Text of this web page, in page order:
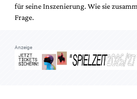
für seine Inszenierung. Wie sie
Frage.
Anzeige